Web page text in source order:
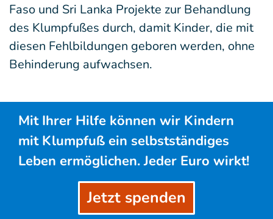
Faso und Sri Lanka Projekte zur Behandlung
des Klumpfußes durch, damit Kinder, die mit
diesen Fehlbildungen geboren werden, ohne
Behinderung aufwachsen.
Mit Ihrer Hilfe können wir Kindern
mit Klumpfuß ein selbstständiges
Leben ermöglichen. Jeder Euro wirkt!
Jetzt spenden